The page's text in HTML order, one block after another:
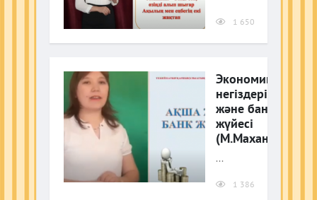
1 650
Экономика
негіздері. Ақша
және банк
жүйесі
(М.Маханбетова)
...
1 386